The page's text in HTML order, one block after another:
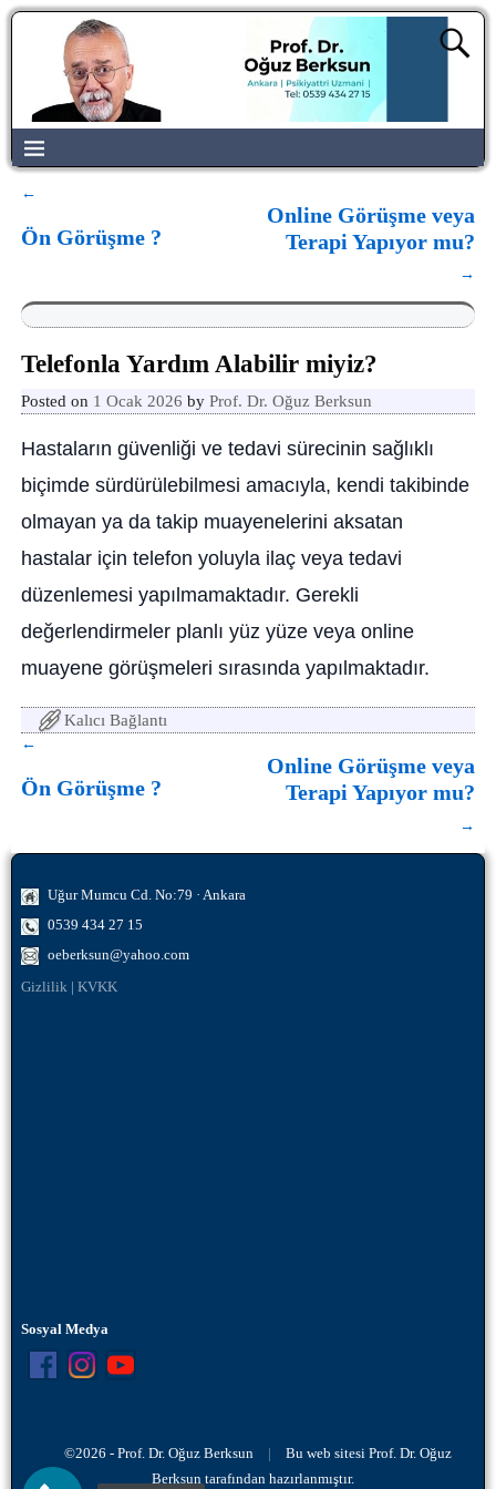
←
Ön Görüşme ?
Online Görüşme veya
Terapi Yapıyor mu?
→
Telefonla Yardım Alabilir miyiz?
Posted on 1 Ocak 2026 by Prof. Dr. Oğuz Berksun
Hastaların güvenliği ve tedavi sürecinin sağlıklı
biçimde sürdürülebilmesi amacıyla, kendi takibinde
olmayan ya da takip muayenelerini aksatan
hastalar için telefon yoluyla ilaç veya tedavi
düzenlemesi yapılmamaktadır. Gerekli
değerlendirmeler planlı yüz yüze veya online
muayene görüşmeleri sırasında yapılmaktadır.
Kalıcı Bağlantı
←
Ön Görüşme ?
Online Görüşme veya
Terapi Yapıyor mu?
→
Uğur Mumcu Cd. No:79 · Ankara
0539 434 27 15
oeberksun@yahoo.com
Gizlilik KVKK
Sosyal Medya
©2026 - Prof. Dr. Oğuz Berksun |
Bu web sitesi Prof. Dr. Oğuz
Berksun tarafından hazırlanmıştır.